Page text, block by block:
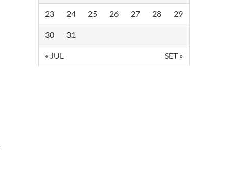
23 24 25 26 27 28 29
30 31
« JUL SET »